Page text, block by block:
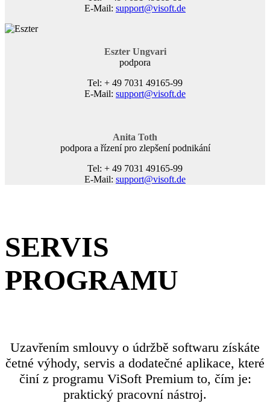
E-Mail: support@visoft.de
Eszter Ungvari
podpora
Tel: + 49 7031 49165-99
E-Mail: support@visoft.de
Anita Toth
podpora a řízení pro zlepšení podnikání
Tel: + 49 7031 49165-99
E-Mail: support@visoft.de
SERVIS
PROGRAMU
Uzavřením smlouvy o údržbě softwaru získáte
četné výhody, servis a dodatečné aplikace, které
činí z programu ViSoft Premium to, čím je:
praktický pracovní nástroj.